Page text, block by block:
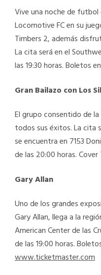
Vive una noche de
Locomotive FC en su
Timbers 2, además
La cita será en el
las 19:30 horas. Boletos
Gran Bailazo con Los
El grupo consentido de
todos sus éxitos. La cita
se encuentra en 7153
de las 20:00 horas. Cover
Gary Allan
Uno de los grandes
Gary Allan, llega a la
American Center de las
de las 19:00 horas.
www.ticketmaster.com